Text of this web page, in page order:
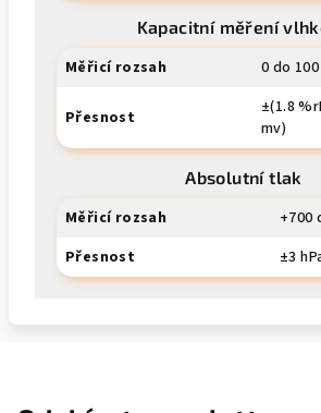
Kapacitní měření
Měřicí rozsah 0 do
Přesnost
±(1.8
mv)
Absolutní tlak
Měřicí rozsah
+700
Přesnost
±3